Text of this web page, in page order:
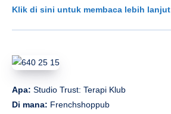
Klik di sini untuk membaca lebih lanjut
Apa: Studio Trust: Terapi Klub
Di mana: Frenchshoppub